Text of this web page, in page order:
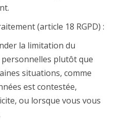
(article 18 RGPD) :
la limitation du
plutôt que
situations, comme
est contestée,
ou lorsque vous vous